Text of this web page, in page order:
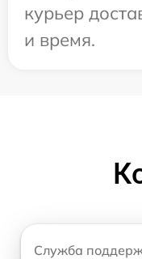
курьер
и время.
Служба